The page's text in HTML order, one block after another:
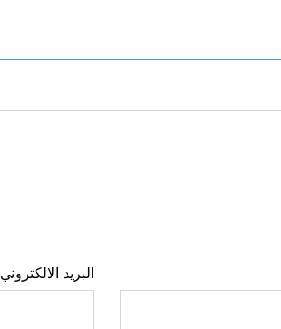
البريد الالكتروني